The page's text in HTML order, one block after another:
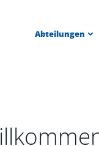
Abteilungen